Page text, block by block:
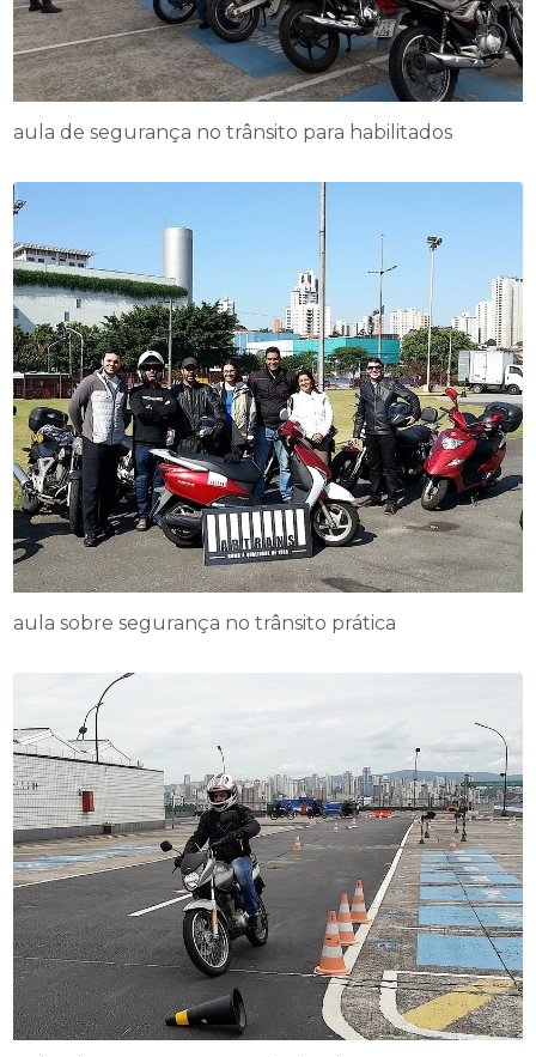
aula de segurança no trânsito para habilitados
aula sobre segurança no trânsito prática